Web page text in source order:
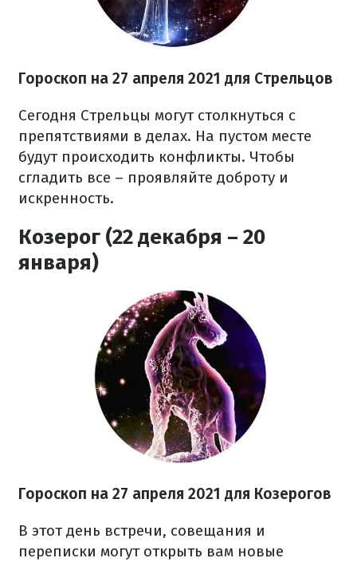
Гороскоп на 27 апреля 2021 для Стрельцов
Сегодня Стрельцы могут столкнуться с
препятствиями в делах. На пустом месте
будут происходить конфликты. Чтобы
сгладить все – проявляйте доброту и
искренность.
Козерог (22 декабря – 20
января)
Гороскоп на 27 апреля 2021 для Козерогов
В этот день встречи, совещания и
переписки могут открыть вам новые